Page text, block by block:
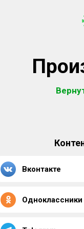
Вконтакте
Одноклассники